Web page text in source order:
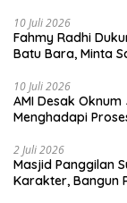
10 Juli 2026
Fahmy Radhi
Batu Bara, Minta
10 Juli 2026
AMI Desak
Menghadapi
2 Juli 2026
Masjid Panggilan
Karakter, Bangun